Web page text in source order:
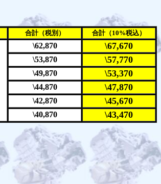
合計（税別）
合計（10%税込）
\62,870 \67,670
\53,870 \57,770
\49,870 \53,370
\44,870 \47,870
\42,870 \45,670
\40,870 \43,470